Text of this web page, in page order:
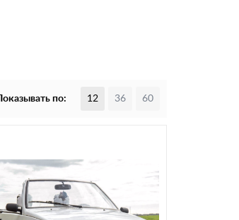
Показывать по: 12 36 60